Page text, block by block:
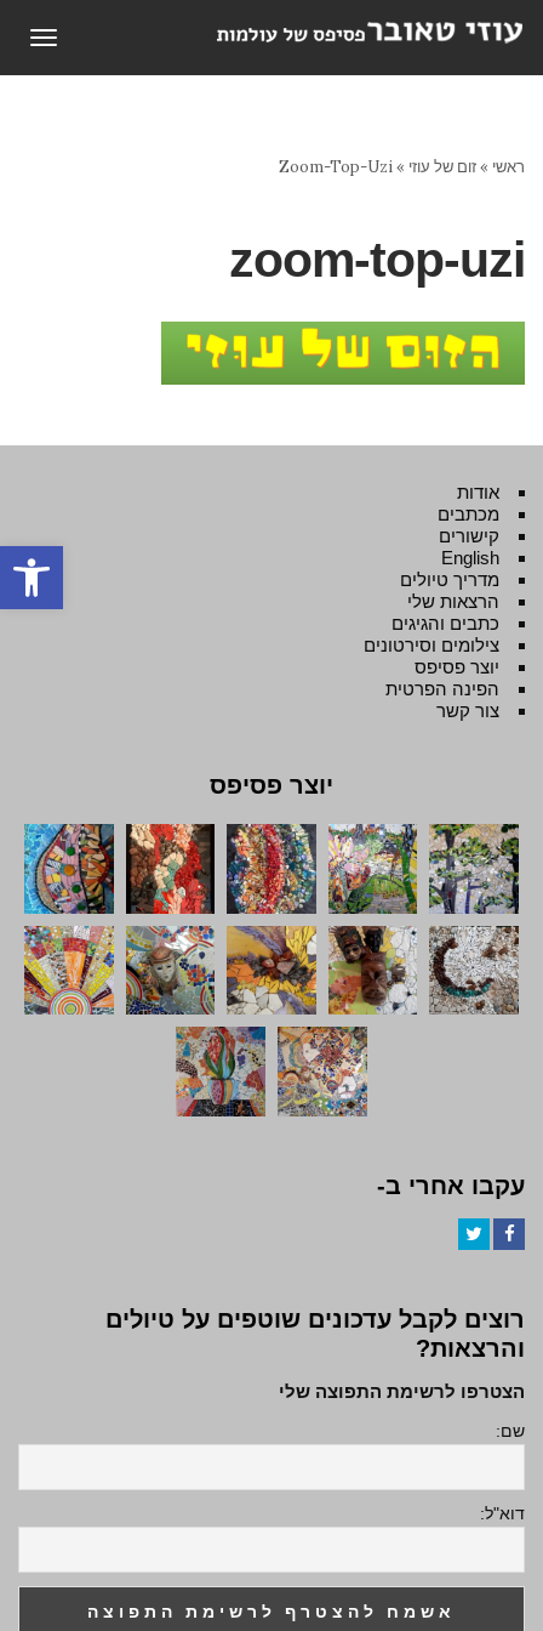
פתח
ראשי »זום של עוזי »
Zoom-Top-Uzi
zoom-top-uzi
אודות
מכתבים
קישורים
English
מדריך טיולים
הרצאות שלי
כתבים והגיגים
צילומים וסירטונים
יוצר פסיפס
הפינה הפרטית
צור קשר
יוצר פסיפס
עקבו אחרי ב-
רוצים לקבל עדכונים שוטפים על טיולים
והרצאות?
הצטרפו לרשימת התפוצה שלי
שם:
דוא"ל: